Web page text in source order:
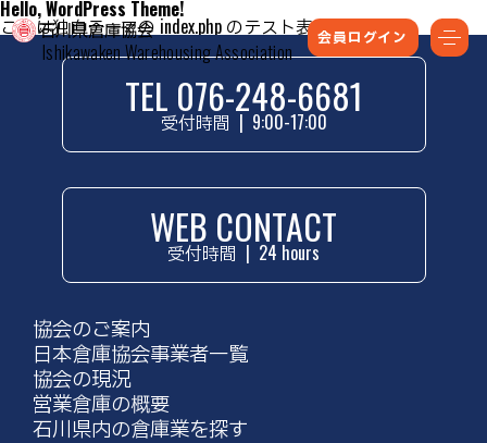
Ishikawaken Warehousing Association
会員ログイン
Hello, WordPress Theme!
これは独自テーマの index.php のテスト表示です。
TEL 076-248-6681
受付時間 | 9:00-17:00
WEB CONTACT
受付時間 | 24 hours
協会のご案内
日本倉庫協会事業者一覧
協会の現況
営業倉庫の概要
石川県内の倉庫業を探す